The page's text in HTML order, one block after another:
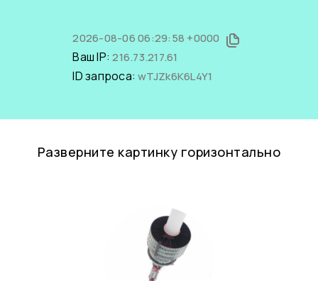
2026-08-06 06:29:58 +0000
Ваш IP:216.73.217.61
ID запроса:wTJZk6K6L4Y1
Разверните картинку горизонтально